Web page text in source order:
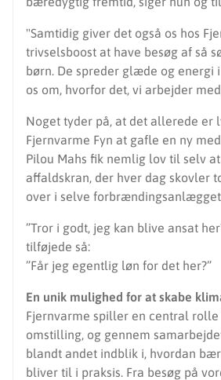
"Samtidig giver det også os hos
trivselsboost at have besøg af så
børn. De spreder glæde og energi
os om, hvorfor det, vi arbejder
Noget tyder på, at det allerede er
Fjernvarme Fyn at gafle en ny
Pilou Mahs fik nemlig lov til selv
affaldskran, der hver dag skovler
over i selve
”Tror i godt, jeg kan blive ansat
tilføjede så:
”Får jeg egentlig løn for det her?”
En unik mulighed for at skabe
Fjernvarme spiller en central rolle
omstilling, og gennem
blandt andet indblik i, hvordan
bliver til i praksis. Fra besøg på